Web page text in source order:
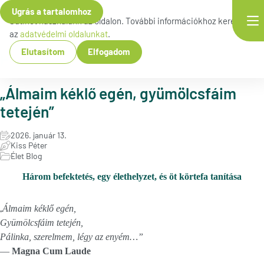
Sütiket használunk az oldalon. További információkhoz keresse fel
az adatvédelmi oldalunkat.
Elutasítom
Elfogadom
Ugrás a tartalomhoz
Blog
„Álmaim kéklő egén, gyümölcsfáim
tetején”
Közzétéve:
2026. január 13.
Szerző:
Kiss Péter
Kategóriák:
Élet Blog
Három befektetés, egy élethelyzet, és öt körtefa tanítása
Álmaim kéklő egén,
Gyümölcsfáim tetején,
Pálinka, szerelmem, légy az enyém…”
— Magna Cum Laude